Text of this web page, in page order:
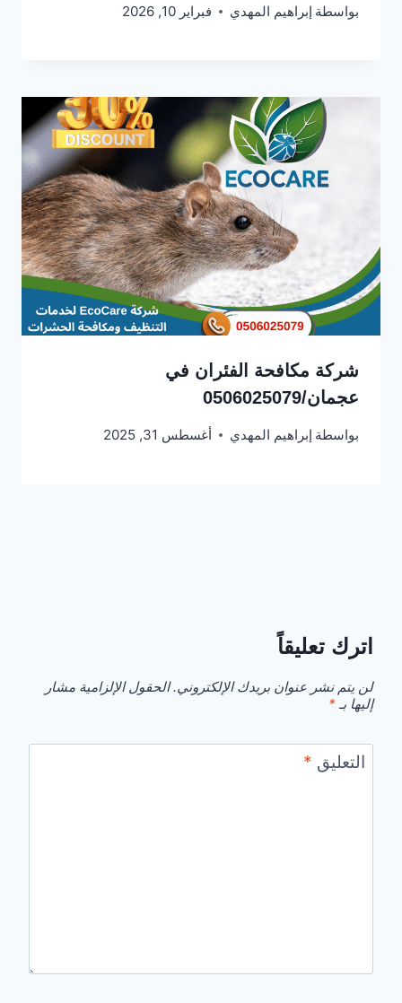
بواسطة إبراهيم المهدي فبراير 10, 2026
شركة مكافحة الفئران في
عجمان/0506025079
بواسطة إبراهيم المهدي أغسطس 31, 2025
اترك تعليقاً
لن يتم نشر عنوان بريدك الإلكتروني. الحقول الإلزامية مشار
إليها بـ *
التعليق *